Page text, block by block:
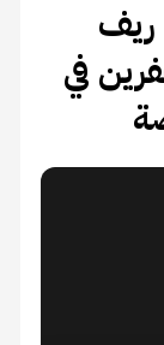
ريف
في